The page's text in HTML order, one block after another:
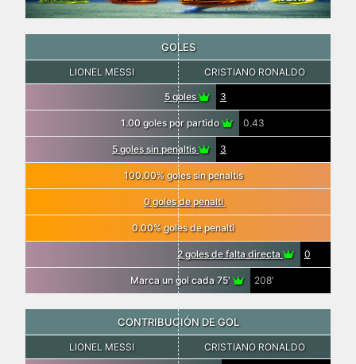
GOLES
LIONEL MESSI CRISTIANO RONALDO
5 goles 3
1.00 goles por partido 0.43
5 goles sin penaltis 3
100.00% goles sin penaltis
0 goles de penalti
0.00% goles de penalti
2 goles de falta directa 0
Marca un gol cada 75′ 208′
CONTRIBUCIÓN DE GOL
LIONEL MESSI CRISTIANO RONALDO